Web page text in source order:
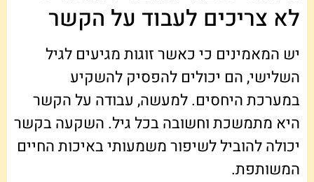
לא צריכים לעבוד על הקשר
יש המאמינים כי כאשר זוגות מגיעים לגיל
השלישי, הם יכולים להפסיק להשקיע
במערכת היחסים. למעשה, עבודה על הקשר
היא מתמשכת וחשובה בכל גיל. השקעה בקשר
יכולה להוביל לשיפור משמעותי באיכות החיים
המשותפת.